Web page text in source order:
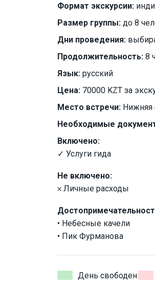
Формат экскурсии:
Размер группы: до 8
Дни проведения:
Продолжительность: 8
Язык: русский
Цена: 70000 KZT за
Место встречи: Нижняя
Необходимые
Включено:
✓ Услуги гида
Не включено:
𐄂 Личные расходы
• Небесные качели
• Пик Фурманова
День свободен